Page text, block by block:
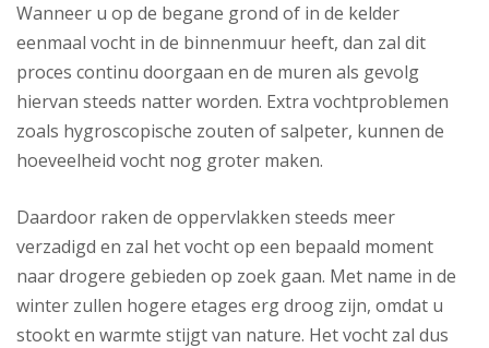
Wanneer u op de begane grond of in de kelder
eenmaal vocht in de binnenmuur heeft, dan zal dit
proces continu doorgaan en de muren als gevolg
hiervan steeds natter worden. Extra vochtproblemen
zoals hygroscopische zouten of salpeter, kunnen de
hoeveelheid vocht nog groter maken.
Daardoor raken de oppervlakken steeds meer
verzadigd en zal het vocht op een bepaald moment
naar drogere gebieden op zoek gaan. Met name in de
winter zullen hogere etages erg droog zijn, omdat u
stookt en warmte stijgt van nature. Het vocht zal dus